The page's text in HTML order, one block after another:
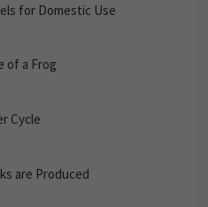
for Domestic Use
of a Frog
Cycle
are Produced